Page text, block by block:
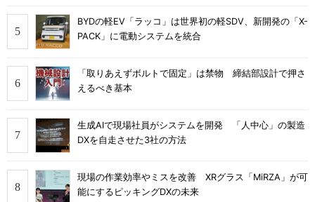
BYDの軽EV「ラッコ」は世界初の軽SDV、新開発の「X-
PACK」に電動システムを統合
「取りあえずボルトで固定」は禁物 締結部設計で押さ
えるべき基本
生成AIで現場社員がシステムを開発 「人中心」の製造
DXを自走させた3社の方法
現場の作業効率やミスを改善 XRグラス「MiRZA」が可
能にするピッキングDXの未来